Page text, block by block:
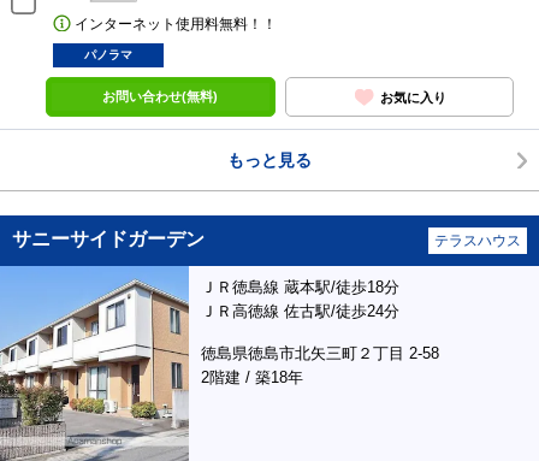
インターネット使用料無料！！
パノラマ
お問い合わせ(無料) お気に入り
もっと見る
サニーサイドガーデン テラスハウス
ＪＲ徳島線 蔵本駅/徒歩18分
ＪＲ高徳線 佐古駅/徒歩24分
徳島県徳島市北矢三町２丁目 2-58
2階建 / 築18年